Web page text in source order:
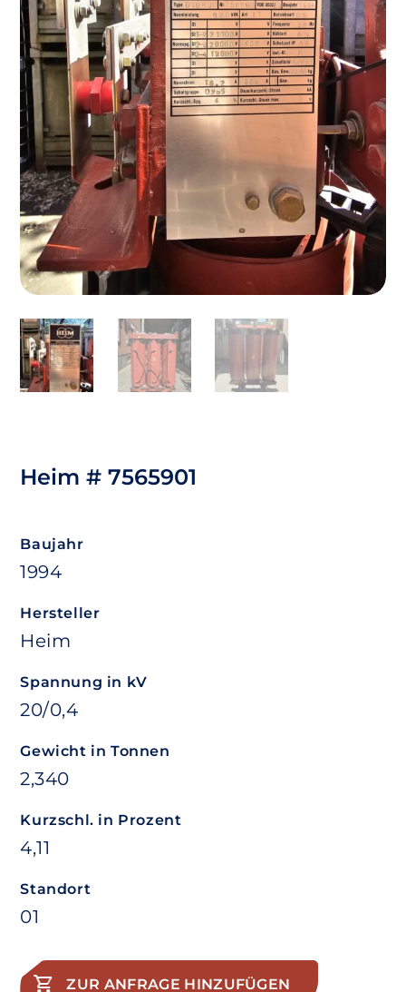
Heim # 7565901
Baujahr
1994
Hersteller
Heim
Spannung in kV
20/0,4
Gewicht in Tonnen
2,340
Kurzschl. in Prozent
4,11
Standort
01
ZUR ANFRAGE HINZUFÜGEN